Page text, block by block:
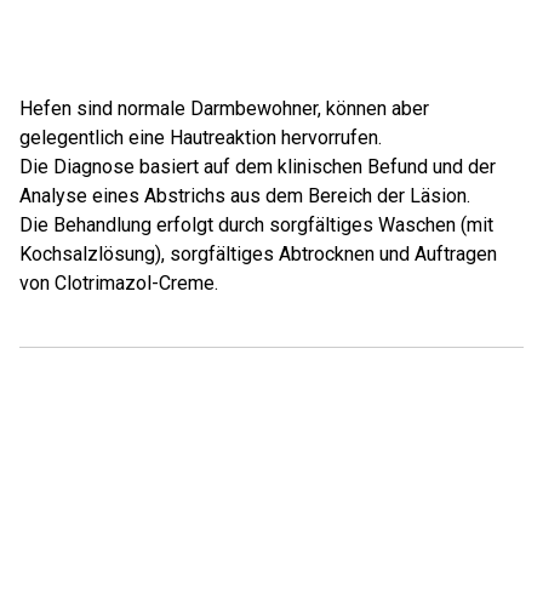
Hefen sind normale Darmbewohner, können aber
gelegentlich eine Hautreaktion hervorrufen.
Die Diagnose basiert auf dem klinischen Befund und der
Analyse eines Abstrichs aus dem Bereich der Läsion.
Die Behandlung erfolgt durch sorgfältiges Waschen (mit
Kochsalzlösung), sorgfältiges Abtrocknen und Auftragen
von Clotrimazol-Creme.